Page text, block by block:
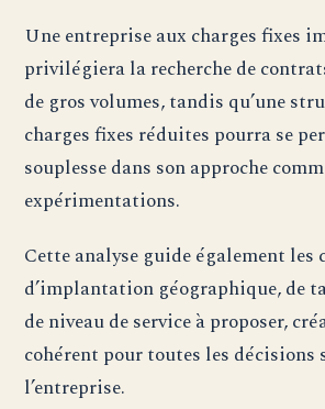
Une entreprise aux charges fixes
privilégiera la recherche de
de gros volumes, tandis qu’une
charges fixes réduites pourra se
souplesse dans son approche
expérimentations.
Cette analyse guide également les
d’implantation géographique, de
de niveau de service à proposer,
cohérent pour toutes les décisions
l’entreprise.